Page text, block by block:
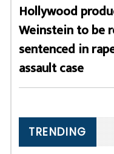
Hollywood
Weinstein to be
sentenced in
assault case
TRENDING